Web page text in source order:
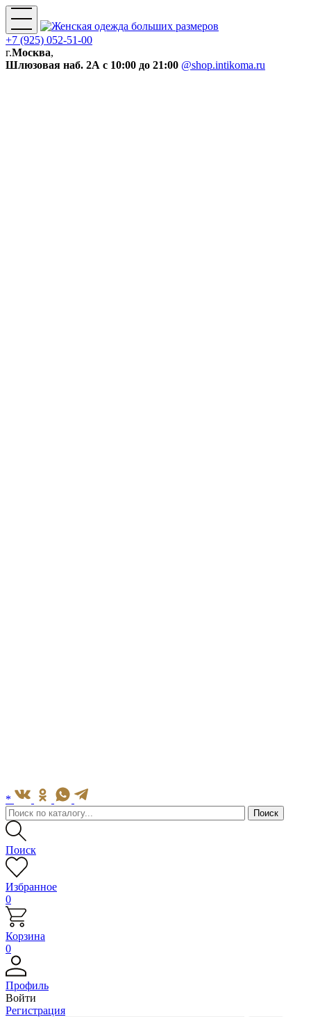
+7 (925) 052-51-00
г.Москва,
Шлюзовая наб. 2А с 10:00 до 21:00 @shop.intikoma.ru
*
Поиск
Избранное
0
Корзина
0
Профиль
Войти
Регистрация